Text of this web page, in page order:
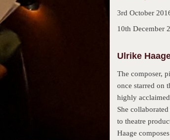
3rd October
10th December
Ulrike
The composer,
once starred on
highly acclaimed
She
to theatre
Haage